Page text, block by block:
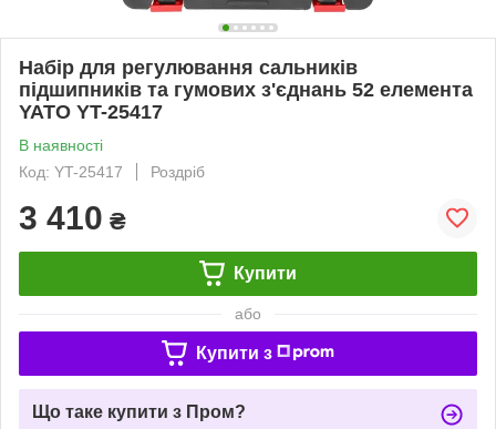
Набір для регулювання сальників
підшипників та гумових з'єднань 52 елемента
YATO YT-25417
В наявності
Код: YT-25417
Роздріб
3 410 ₴
Купити
або
Купити з
Що таке купити з Пром?